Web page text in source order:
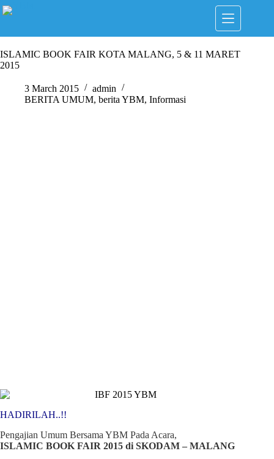
Skip
to
ISLAMIC BOOK FAIR KOTA MALANG, 5 & 11 MARET
2015
3 March 2015
admin
BERITA UMUM, berita YBM, Informasi
HADIRILAH..!!
Pengajian Umum Bersama YBM Pada Acara,
ISLAMIC BOOK FAIR 2015 di SKODAM – MALANG